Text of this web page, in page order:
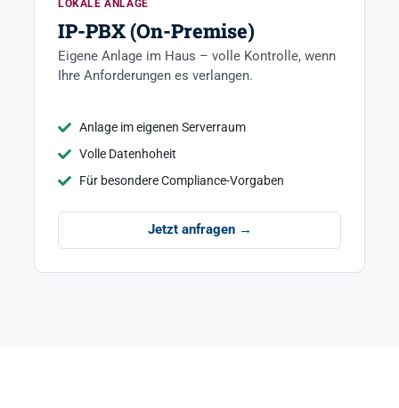
LOKALE ANLAGE
IP-PBX (On-Premise)
Eigene Anlage im Haus – volle Kontrolle, wenn
Ihre Anforderungen es verlangen.
Anlage im eigenen Serverraum
Volle Datenhoheit
Für besondere Compliance-Vorgaben
Jetzt anfragen →